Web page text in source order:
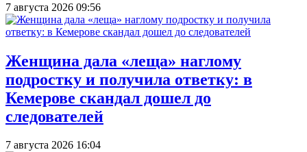
7 августа 2026 09:56
Женщина дала «леща» наглому
подростку и получила ответку: в
Кемерове скандал дошел до
следователей
7 августа 2026 16:04